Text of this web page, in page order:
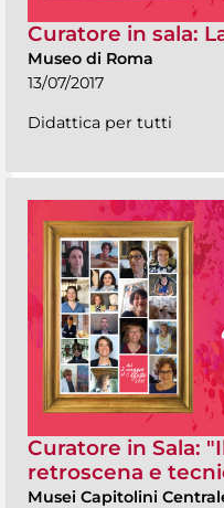
Curatore in sala:
Museo di Roma
13/07/2017
Didattica per tutti
Curatore in Sala:
retroscena e
Musei Capitolini